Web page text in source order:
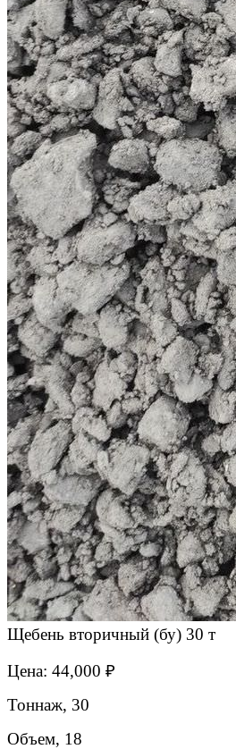
Щебень вторичный (бу) 30 т
Цена: 44,000 ₽
Тоннаж, 30
Объем, 18